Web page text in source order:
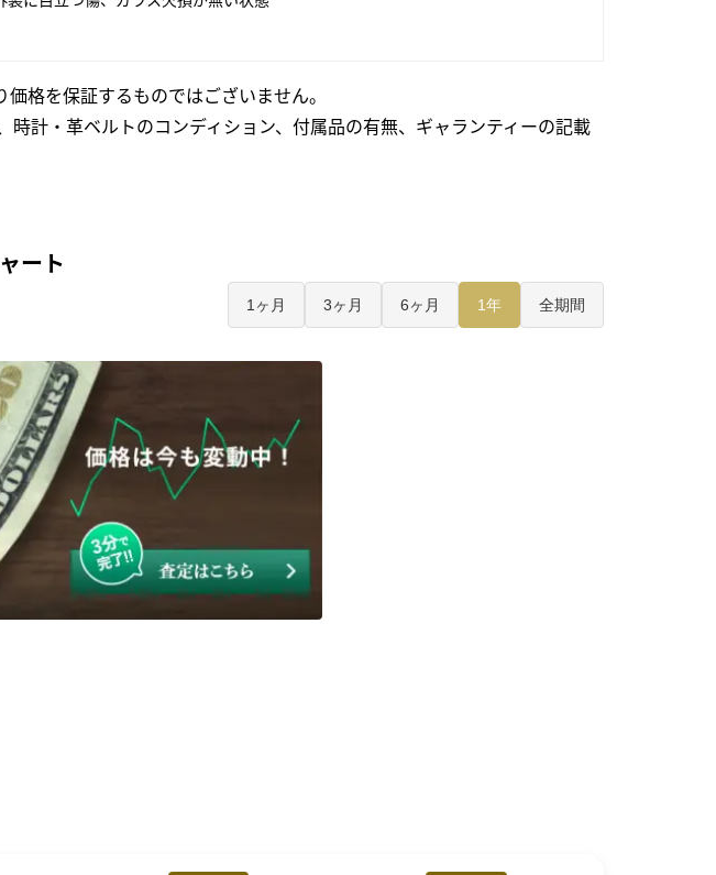
格を保証するものではございません。
計・革ベルトのコンディション、付属品の有無、ギャランティーの記載
ート
1ヶ月 3ヶ月 6ヶ月 1年 全期間